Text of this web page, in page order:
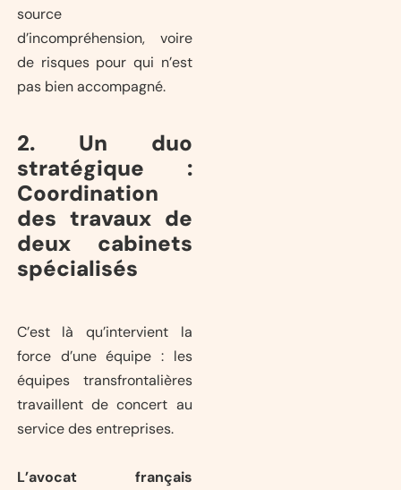
source
d’incompréhension, voire
de risques pour qui n’est
pas bien accompagné.
2. Un duo
stratégique :
Coordination
des travaux de
deux cabinets
spécialisés
C’est là qu’intervient la
force d’une équipe : les
équipes transfrontalières
travaillent de concert au
service des entreprises.
L’avocat français